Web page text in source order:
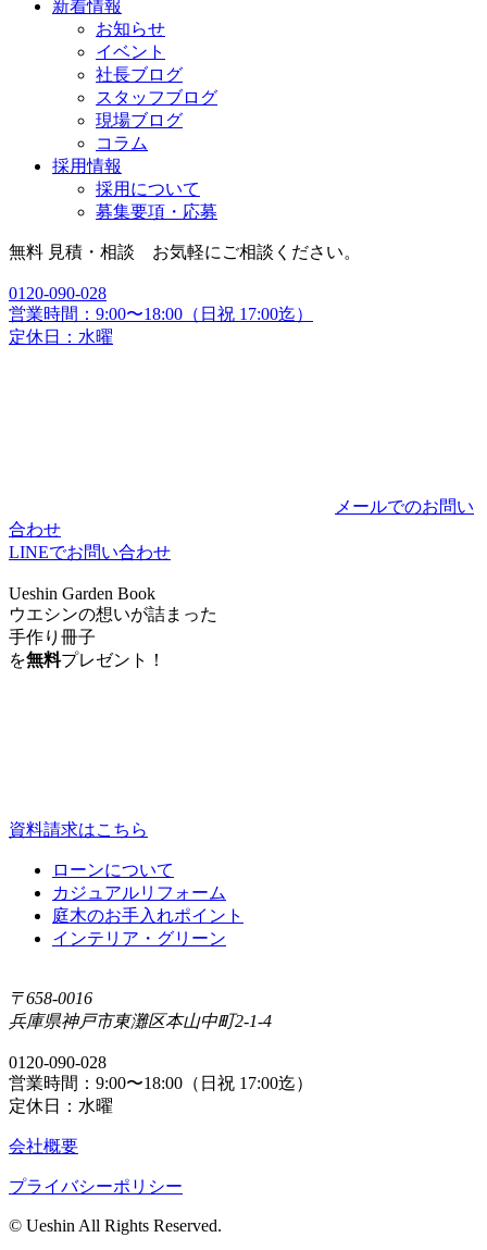
新着情報
お知らせ
イベント
社長ブログ
スタッフブログ
現場ブログ
コラム
採用情報
採用について
募集要項・応募
無料 見積・相談 お気軽にご相談ください。
0120-090-028
営業時間：9:00〜18:00（日祝 17:00迄）
定休日：水曜
メールでのお問い
合わせ
LINEでお問い合わせ
Ueshin Garden Book
ウエシンの想いが詰まった
手作り冊子
を無料プレゼント！
資料請求はこちら
ローンについて
カジュアルリフォーム
庭⽊のお⼿⼊れポイント
インテリア・グリーン
〒658-0016
兵庫県神戸市東灘区本山中町2-1-4
0120-090-028
営業時間：9:00〜18:00（日祝 17:00迄）
定休日：水曜
会社概要
プライバシーポリシー
© Ueshin All Rights Reserved.